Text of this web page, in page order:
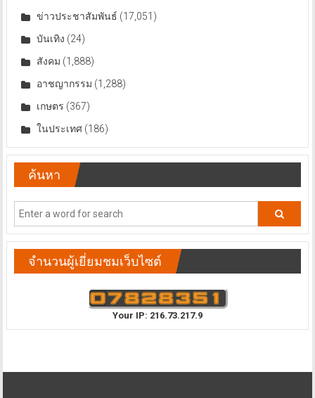
ข่าวประชาสัมพันธ์ (17,051)
บันเทิง (24)
สังคม (1,888)
อาชญากรรม (1,288)
เกษตร (367)
ในประเทศ(186)
ค้นหา
จำนวนผู้เยี่ยมชมเว็บไซต์
Your IP: 216.73.217.9